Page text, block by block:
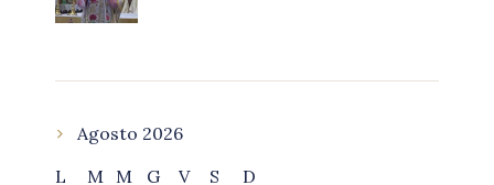
Agosto 2026
L
M M G V S
D